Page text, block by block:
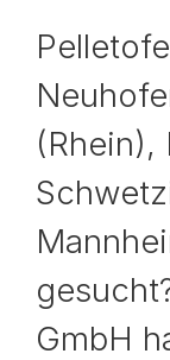
(Rhein),
GmbH